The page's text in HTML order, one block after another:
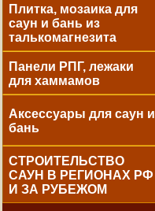
Плитка, мозаика для
саун и бань из
талькомагнезита
Панели РПГ, лежаки
для хаммамов
Аксессуары для саун и
бань
СТРОИТЕЛЬСТВО
САУН В РЕГИОНАХ РФ
И ЗА РУБЕЖОМ